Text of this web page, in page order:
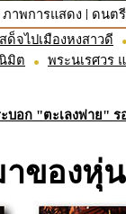
ภาพการแสดง | ดนตรี
จไปเมืองหงสาวดี
มิต
พระนเรศวร
บอก "ตะเลงพ่าย"